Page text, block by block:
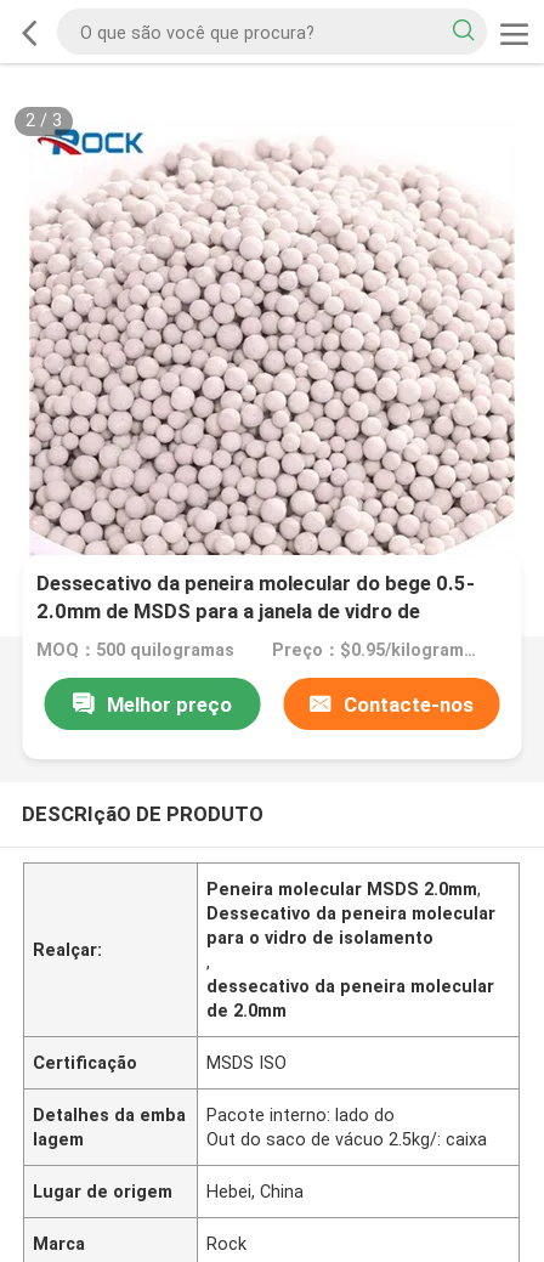
2/ 3
Dessecativo da peneira molecular do bege 0.5-
2.0mm de MSDS para a janela de vidro de
isolamento
MOQ：500 quilogramas Preço：$0.95/kilograms 500-4999 kilograms
Melhor preço Contacte-nos
DESCRIçãO DE PRODUTO
Realçar:
Peneira molecular MSDS 2.0mm,
Dessecativo da peneira molecular
para o vidro de isolamento
,
dessecativo da peneira molecular
de 2.0mm
Certificação MSDS ISO
Detalhes da emba
lagem
Pacote interno: lado do
Out do saco de vácuo 2.5kg/: caixa
Lugar de origem Hebei, China
Marca Rock